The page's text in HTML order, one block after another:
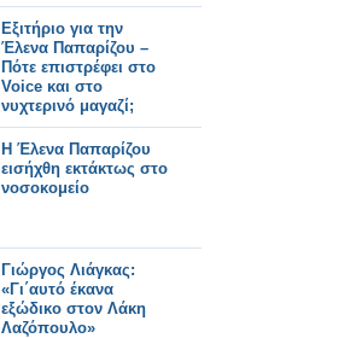
Εξιτήριο για την
Έλενα Παπαρίζου –
Πότε επιστρέφει στο
Voice και στο
νυχτερινό μαγαζί;
Η Έλενα Παπαρίζου
εισήχθη εκτάκτως στο
νοσοκομείο
Γιώργος Λιάγκας:
«Γι΄αυτό έκανα
εξώδικο στον Λάκη
Λαζόπουλο»